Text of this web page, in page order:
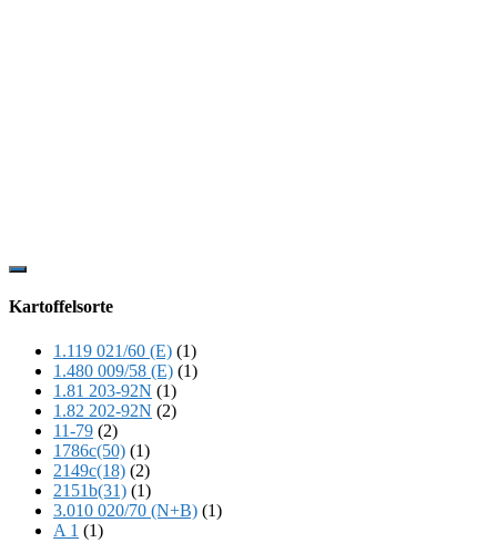
Show
Content
Kartoffelsorte
1.119 021/60 (E) (1)
1.480 009/58 (E) (1)
1.81 203-92N (1)
1.82 202-92N (2)
11-79 (2)
1786c(50) (1)
2149c(18) (2)
2151b(31) (1)
3.010 020/70 (N+B) (1)
A 1 (1)